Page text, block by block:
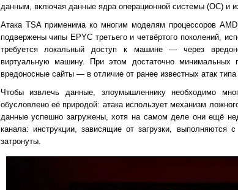
данным, включая данные ядра операционной системы (ОС) и
Атака TSA применима ко многим моделям процессоров
подвержены чипы EPYC третьего и четвёртого поколений,
требуется локальный доступ к машине — через
виртуальную машину. При этом достаточно минимальных
вредоносные сайты — в отличие от ранее известных атак
Чтобы извлечь данные, злоумышленнику необходимо
обусловлено её природой: атака использует механизм
данные успешно загружены, хотя на самом деле они ещё
канала: инструкции, зависящие от загрузки,
затронуты.